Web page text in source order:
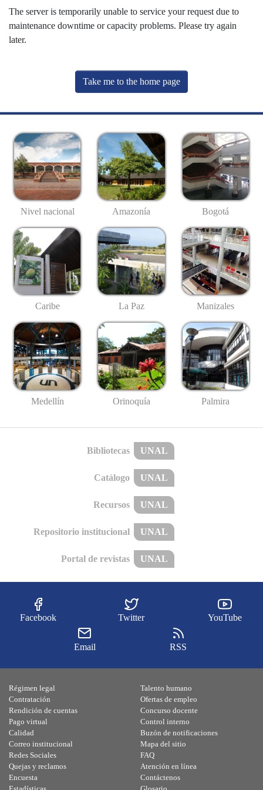
The server is temporarily unable to service your request due to
maintenance downtime or capacity problems. Please try again
later.
Take me to the home page
Nivel nacional Amazonía Bogotá
Caribe La Paz Manizales
Medellín Orinoquía Palmira
Bibliotecas UNAL
Catálogo UNAL
Recursos UNAL
Repositorio institucional UNAL
Portal de revistas UNAL
Facebook Twitter YouTube
Email RSS
Régimen legal
Contratación
Rendición de cuentas
Pago virtual
Calidad
Talento humano
Ofertas de empleo
Concurso docente
Control interno
Buzón de notificaciones
Correo institucional
Redes Sociales
Quejas y reclamos
Encuesta
Mapa del sitio
FAQ
Atención en línea
Contáctenos